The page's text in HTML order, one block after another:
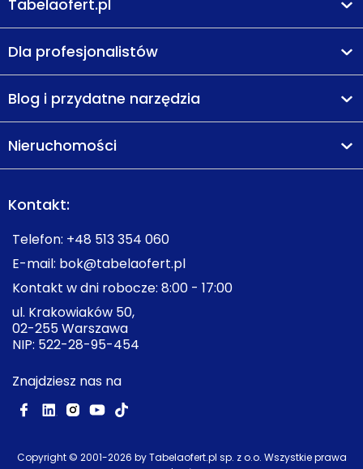
Tabelaofert.pl
Dla profesjonalistów
Blog i przydatne narzędzia
Nieruchomości
Kontakt:
Telefon: +48 513 354 060
E-mail: bok@tabelaofert.pl
Kontakt w dni robocze: 8:00 - 17:00
ul. Krakowiaków 50,
02-255 Warszawa
NIP: 522-28-95-454
Znajdziesz nas na
Copyright © 2001-2026 by Tabelaofert.pl sp. z o.o. Wszystkie prawa